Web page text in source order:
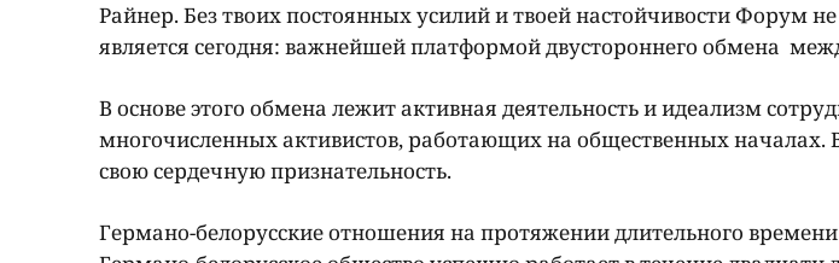
Райнер. Без твоих постоянных усилий и твоей настойчивости Форум
является сегодня: важнейшей платформой двустороннего обмена
В основе этого обмена лежит активная деятельность и идеализм
многочисленных активистов, работающих на общественных началах.
свою сердечную признательность.
Германо-белорусские отношения на протяжении длительного